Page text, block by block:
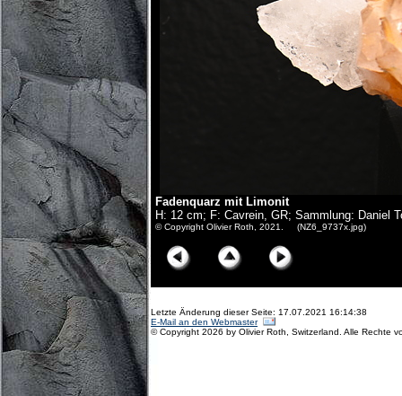
Fadenquarz mit Limonit
H: 12 cm; F: Cavrein, GR; Sammlung: Daniel
© Copyright Olivier Roth, 2021. (NZ6_9737x.jpg)
Letzte Änderung dieser Seite: 17.07.2021 16:14:38
E-Mail an den Webmaster
© Copyright 2026 by Olivier Roth, Switzerland. Alle Rechte